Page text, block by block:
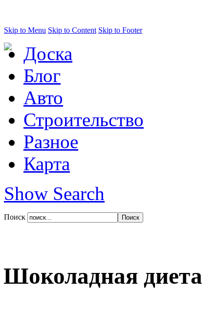
Skip to Menu Skip to Content Skip to Footer
Доска
Блог
Авто
Строительство
Разное
Карта
Show Search
Поиск
Шоколадная диета